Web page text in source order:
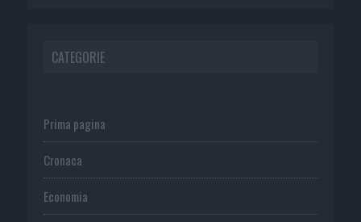
CATEGORIE
Prima pagina
Cronaca
Economia